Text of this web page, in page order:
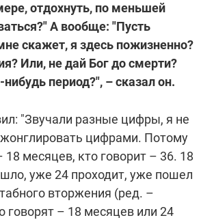
отдохнуть, по меньшей
А вообще: "Пусть
скажет, я здесь пожизненно?
Или, не дай Бог до смерти?
нибудь период?", – сказал он.
"Звучали разные цифры, я не
жонглировать цифрами. Потому
18 месяцев, кто говорит – 36. 18
уже 24 проходит, уже пошел
вторжения (ред. –
говорят – 18 месяцев или 24